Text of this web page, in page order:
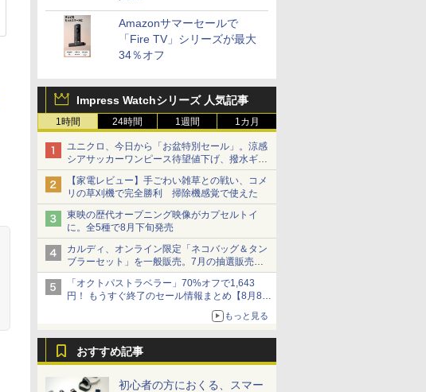
Amazonサマーセールで
「Fire TV」シリーズが最大
34％オフ
Impress Watchシリーズ 人気記事
1時間 24時間 1週間 1カ月
ユニクロ、今日から「お盆特別セール」。涼感
シアサッカーワンピース待望値下げ、撥水ギア
ショーツは1990円に
【家電レビュー】手ごわい雑草との戦い、コメ
リの草刈機で完全勝利 掃除機感覚で使えた
東映の歴代オープニング映像がカプセルトイ
に。全5種で8月下旬発売
カルディ、オンライン限定「ネコバッグ＆タン
ブラーセット」を一般販売。7月の抽選販売の
当選無効分
「オクトパストラベラー」70%オフで1,643
円！ もうすぐ終了のセール情報まとめ【8月8日
ニンテンドーeショップでは「大神 絶景版」が
もっと見る
おすすめ記事
初心者の方におくる、スマー